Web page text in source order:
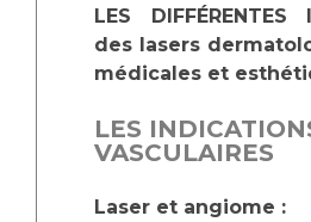
LES DIFFÉRENTES
des lasers
médicales et
LES
VASCULAIRES
Laser et angiome :